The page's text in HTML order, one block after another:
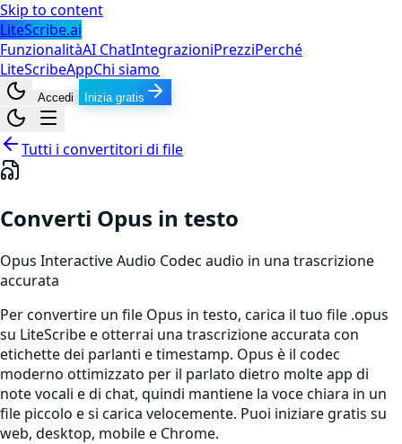
Skip to content
LiteScribe.ai
FunzionalitàAI ChatIntegrazioniPrezziPerché
LiteScribeAppChi siamo
Accedi Inizia gratis
Tutti i convertitori di file
Converti Opus in testo
Opus Interactive Audio Codec audio in una trascrizione
accurata
Per convertire un file Opus in testo, carica il tuo file .opus
su LiteScribe e otterrai una trascrizione accurata con
etichette dei parlanti e timestamp. Opus è il codec
moderno ottimizzato per il parlato dietro molte app di
note vocali e di chat, quindi mantiene la voce chiara in un
file piccolo e si carica velocemente. Puoi iniziare gratis su
web, desktop, mobile e Chrome.